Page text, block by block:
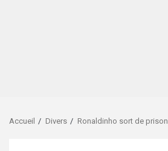
Accueil Divers Ronaldinho sort de prison